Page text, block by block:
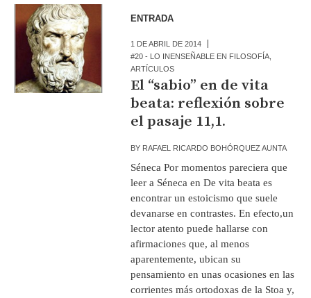
ENTRADA
1 DE ABRIL DE 2014
#20 - LO INENSEÑABLE EN FILOSOFÍA
ARTÍCULOS
El “sabio” en de vita
beata: reflexión sobre
el pasaje 11,1.
BY RAFAEL RICARDO BOHÓRQUEZ AUNTA
Séneca Por momentos pareciera que
leer a Séneca en De vita beata es
encontrar un estoicismo que suele
devanarse en contrastes. En efecto,un
lector atento puede hallarse con
afirmaciones que, al menos
aparentemente, ubican su
pensamiento en unas ocasiones en las
corrientes más ortodoxas de la Stoa y,